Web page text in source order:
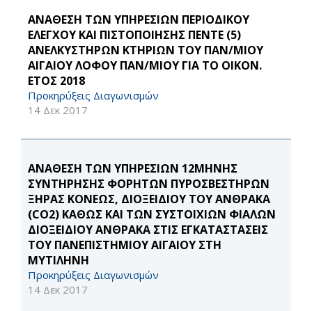
ΑΝΑΘΕΣΗ ΤΩΝ ΥΠΗΡΕΣΙΩΝ ΠΕΡΙΟΔΙΚΟΥ
ΕΛΕΓΧΟΥ ΚΑΙ ΠΙΣΤΟΠΟΙΗΣΗΣ ΠΕΝΤΕ (5)
ΑΝΕΛΚΥΣΤΗΡΩΝ ΚΤΗΡΙΩΝ ΤΟΥ ΠΑΝ/ΜΙΟΥ
ΑΙΓΑΙΟΥ ΛΟΦΟΥ ΠΑΝ/ΜΙΟΥ ΓΙΑ ΤΟ ΟΙΚΟΝ.
ΕΤΟΣ 2018
Προκηρύξεις Διαγωνισμών
14 Δεκ 2017
ΑΝΑΘΕΣΗ ΤΩΝ ΥΠΗΡΕΣΙΩΝ 12ΜΗΝΗΣ
ΣΥΝΤΗΡΗΣΗΣ ΦΟΡΗΤΩΝ ΠΥΡΟΣΒΕΣΤΗΡΩΝ
ΞΗΡΑΣ ΚΟΝΕΩΣ, ΔΙΟΞΕΙΔΙΟΥ ΤΟΥ ΑΝΘΡΑΚΑ
(CO2) ΚΑΘΩΣ ΚΑΙ ΤΩΝ ΣΥΣΤΟΙΧΙΩΝ ΦΙΑΛΩΝ
ΔΙΟΞΕΙΔΙΟΥ ΑΝΘΡΑΚΑ ΣΤΙΣ ΕΓΚΑΤΑΣΤΑΣΕΙΣ
ΤΟΥ ΠΑΝΕΠΙΣΤΗΜΙΟΥ ΑΙΓΑΙΟΥ ΣΤΗ
ΜΥΤΙΛΗΝΗ
Προκηρύξεις Διαγωνισμών
14 Δεκ 2017